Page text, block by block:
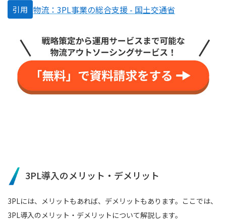
引用 物流：3PL事業の総合支援 - 国土交通省
3PL導入のメリット・デメリット
3PLには、メリットもあれば、デメリットもあります。ここでは、
3PL導入のメリット・デメリットについて解説します。